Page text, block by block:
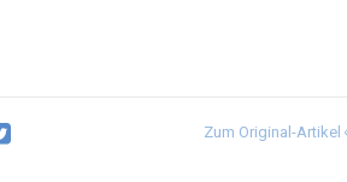
Zum Original-Artikel